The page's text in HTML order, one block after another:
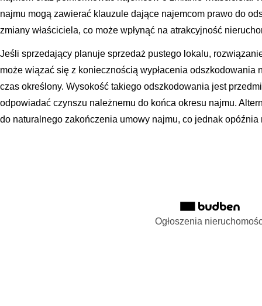
najmu mogą zawierać klauzule dające najemcom prawo do
zmiany właściciela, co może wpłynąć na atrakcyjność
Jeśli sprzedający planuje sprzedaż pustego lokalu,
może wiązać się z koniecznością wypłacenia odszkodowania
czas określony. Wysokość takiego odszkodowania jest
odpowiadać czynszu należnemu do końca okresu najmu.
do naturalnego zakończenia umowy najmu, co jednak
Ogłoszenia